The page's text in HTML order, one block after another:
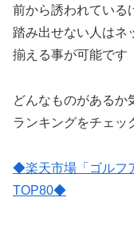
前から誘われている
踏み出せない人はネ
揃える事が可能です
どんなものがあるか
ランキングをチェッ
◆楽天市場「ゴルフ
TOP80◆